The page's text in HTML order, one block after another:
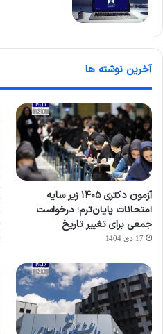
آخرین نوشته ها
آزمون دکتری ۱۴۰۵ زیر سایه
امتحانات پایان‌ترم؛ درخواست
جمعی برای تغییر تاریخ
17 دی 1404